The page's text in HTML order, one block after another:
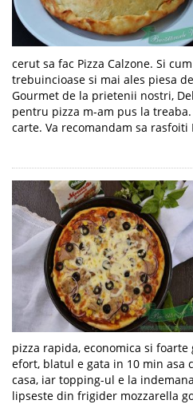
cerut sa fac Pizza Calzone. Si
trebuincioase si mai ales piesa
Gourmet de la prietenii nostri,
pentru pizza m-am pus la treaba.
carte. Va recomandam sa
pizza rapida, economica si
efort, blatul e gata in 10 min asa
casa, iar topping-ul e la
lipseste din frigider mozzarella